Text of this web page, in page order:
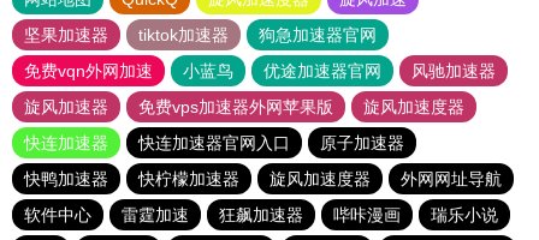
坚果加速器
tiktok加速器
狗急加速器官网
免费vqn外网加速
小蓝鸟 优途加速器官网
风驰加速器
旋风加速器
免费vps加速器外网苹果版
旋风加速度器
快连加速器
快连加速器官网入口
原子加速器
快鸭加速器
快柠檬加速器 旋风加速度器
外网网址导航
软件中心
雷霆加速 狂飙加速器 哔咔漫画
瑞乐小说